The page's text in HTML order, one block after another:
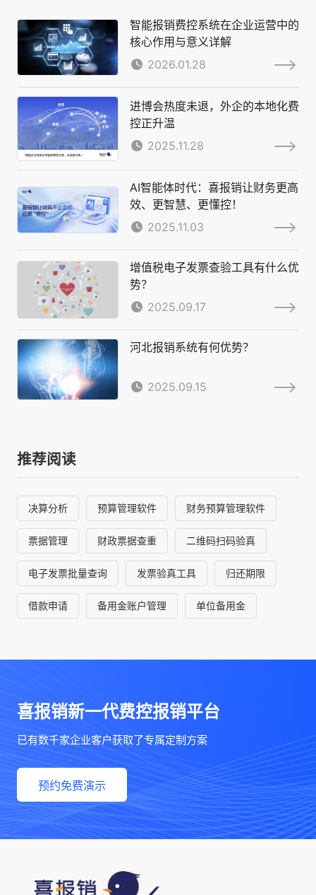
智能报销费控系统在企业运营中的
核心作用与意义详解
2026.01.28
进博会热度未退，外企的本地化费
控正升温
2025.11.28
AI智能体时代：喜报销让财务更高
效、更智慧、更懂控！
2025.11.03
增值税电子发票查验工具有什么优
势？
2025.09.17
河北报销系统有何优势？
2025.09.15
推荐阅读
决算分析 预算管理软件 财务预算管理软件
票据管理 财政票据查重 二维码扫码验真
电子发票批量查询 发票验真工具 归还期限
借款申请 备用金账户管理 单位备用金
喜报销新一代费控报销平台
已有数千家企业客户获取了专属定制方案
预约免费演示